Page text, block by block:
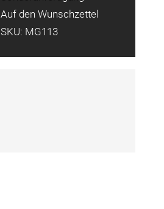
Auf den Wunschzettel
SKU: MG113